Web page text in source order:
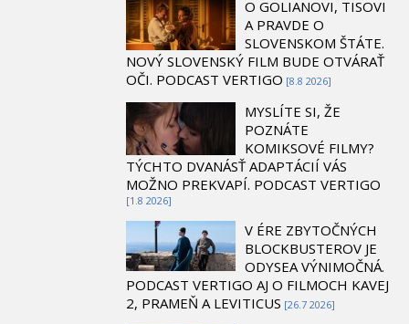
O GOLIANOVI, TISOVI
A PRAVDE O
SLOVENSKOM ŠTÁTE.
NOVÝ SLOVENSKÝ FILM BUDE OTVÁRAŤ
OČI. PODCAST VERTIGO [8.8 2026]
MYSLÍTE SI, ŽE
POZNÁTE
KOMIKSOVÉ FILMY?
TÝCHTO DVANÁSŤ ADAPTÁCIÍ VÁS
MOŽNO PREKVAPÍ. PODCAST VERTIGO
[1.8 2026]
V ÉRE ZBYTOČNÝCH
BLOCKBUSTEROV JE
ODYSEA VÝNIMOČNÁ.
PODCAST VERTIGO AJ O FILMOCH KAVEJ
2, PRAMEŇ A LEVITICUS [26.7 2026]